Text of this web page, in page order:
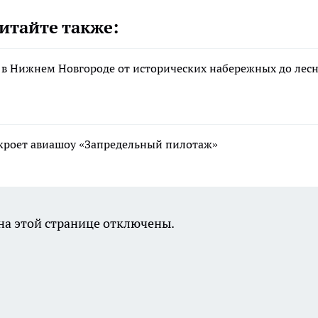
также:
Нижнем Новгороде от исторических набережных до
авиашоу «Запредельный пилотаж»
этой странице отключены.